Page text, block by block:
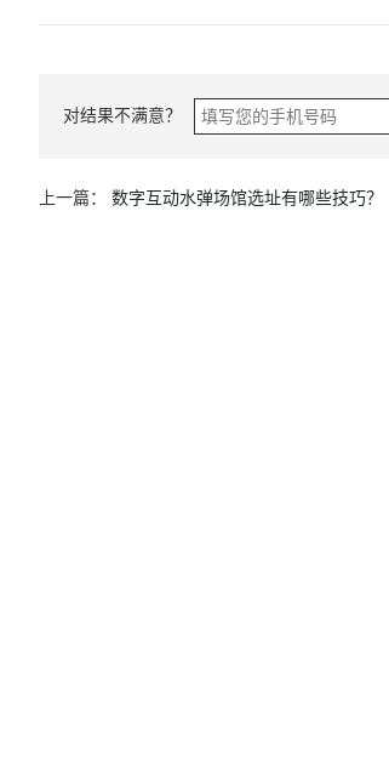
对结果不满意？
上一篇： 数字互动水弹场馆选址有哪些技巧？